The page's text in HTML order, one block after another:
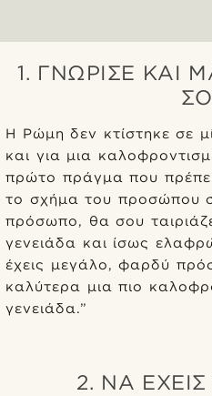
1. ΓΝΏΡΙΣΕ ΚΑΙ
Η Ρώμη δεν κτίστηκε σε
και για μια
πρώτο πράγμα που
το σχήμα του προσώπου
πρόσωπο, θα σου
γενειάδα και ίσως
έχεις μεγάλο, φαρδύ
καλύτερα μια πιο
γενειάδα.”
2. ΝΑ